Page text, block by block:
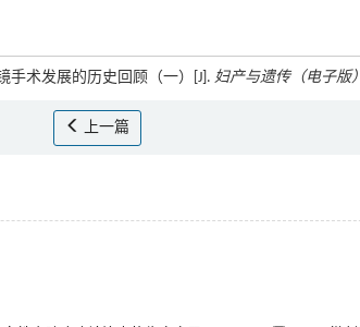
手术发展的历史回顾（一）[J]. 妇产与遗传（电子版）
上一篇